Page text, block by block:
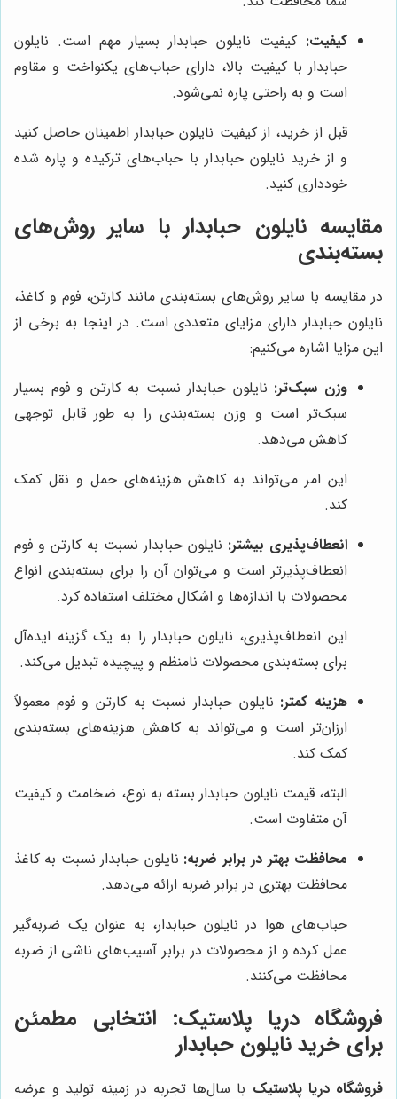
کیفیت: کیفیت نایلون حبابدار بسیار مهم است. نایلون
حبابدار با کیفیت بالا، دارای حباب‌های یکنواخت و مقاوم
است و به راحتی پاره نمی‌شود.
قبل از خرید، از کیفیت نایلون حبابدار اطمینان حاصل کنید
و از خرید نایلون حبابدار با حباب‌های ترکیده و پاره شده
خودداری کنید.
مقایسه نایلون حبابدار با سایر روش‌های
بسته‌بندی
در مقایسه با سایر روش‌های بسته‌بندی مانند کارتن، فوم و کاغذ،
نایلون حبابدار دارای مزایای متعددی است. در اینجا به برخی از
این مزایا اشاره می‌کنیم:
وزن سبک‌تر: نایلون حبابدار نسبت به کارتن و فوم بسیار
سبک‌تر است و وزن بسته‌بندی را به طور قابل توجهی
کاهش می‌دهد.
این امر می‌تواند به کاهش هزینه‌های حمل و نقل کمک
کند.
انعطاف‌پذیری بیشتر: نایلون حبابدار نسبت به کارتن و فوم
انعطاف‌پذیرتر است و می‌توان آن را برای بسته‌بندی انواع
محصولات با اندازه‌ها و اشکال مختلف استفاده کرد.
این انعطاف‌پذیری، نایلون حبابدار را به یک گزینه ایده‌آل
برای بسته‌بندی محصولات نامنظم و پیچیده تبدیل می‌کند.
هزینه کمتر: نایلون حبابدار نسبت به کارتن و فوم معمولاً
ارزان‌تر است و می‌تواند به کاهش هزینه‌های بسته‌بندی
کمک کند.
البته، قیمت نایلون حبابدار بسته به نوع، ضخامت و کیفیت
آن متفاوت است.
محافظت بهتر در برابر ضربه: نایلون حبابدار نسبت به کاغذ
محافظت بهتری در برابر ضربه ارائه می‌دهد.
حباب‌های هوا در نایلون حبابدار، به عنوان یک ضربه‌گیر
عمل کرده و از محصولات در برابر آسیب‌های ناشی از ضربه
محافظت می‌کنند.
فروشگاه دریا پلاستیک: انتخابی مطمئن
برای خرید نایلون حبابدار
فروشگاه دریا پلاستیک با سال‌ها تجربه در زمینه تولید و عرضه